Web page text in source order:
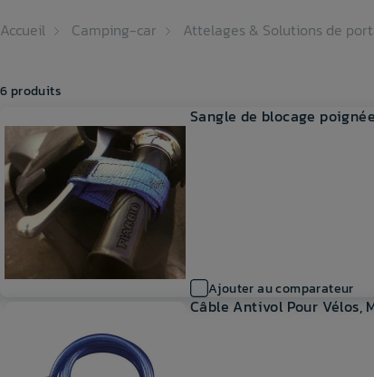
Accueil Camping-car Attelages & Solutions de
6 produits
Sangle de blocage
Ajouter au comparateur
Câble Antivol Pour Vélos,